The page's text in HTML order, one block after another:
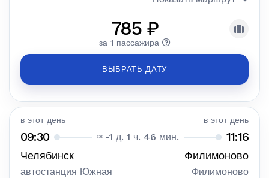
785 ₽
за 1 пассажира
ВЫБРАТЬ ДАТУ
в этот день в этот день
09:30 ≈ -1 д. 1 ч. 46 мин. 11:16
Челябинск Филимоново
автостанция Южная Филимоново